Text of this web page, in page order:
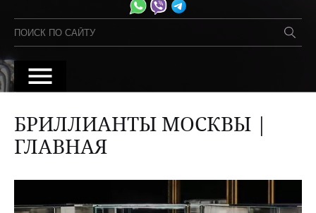
БРИЛЛИАНТЫ МОСКВЫ |
ГЛАВНАЯ